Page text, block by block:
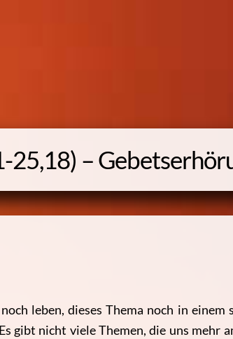
25,18) –
leben, dieses Thema noch in einem
gibt nicht viele Themen, die uns mehr